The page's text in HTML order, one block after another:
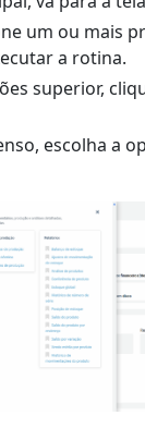
um ou mais
a rotina.
superior,
escolha a